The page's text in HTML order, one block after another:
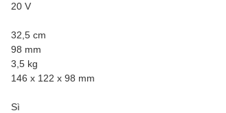
20 V
32,5 cm
98 mm
3,5 kg
146 x 122 x 98 mm
Sì